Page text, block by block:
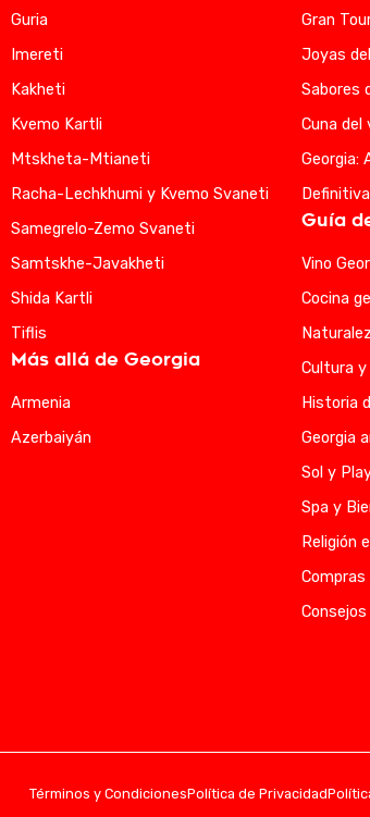
Guria
Imereti
Kakheti
Kvemo Kartli
Mtskheta-Mtianeti
Racha-Lechkhumi y Kvemo Svaneti
Samegrelo-Zemo Svaneti
Samtskhe-Javakheti
Shida Kartli
Tiflis
Más allá de Georgia
Armenia
Azerbaiyán
Gran
Joyas
Sabores
Cuna del
Georgia:
Definitiva
Guía
Vino
Cocina
Cultura y
Historia
Georgia
Sol y
Spa y
Religión
Compras
Términos y CondicionesPolítica de Privacidad